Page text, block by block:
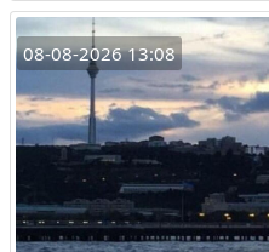
08-08-2026 13:08